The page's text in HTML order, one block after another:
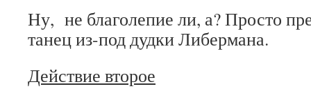
Ну, не благолепие ли, а? Просто
танец из-под дудки Либермана.
Действие второе